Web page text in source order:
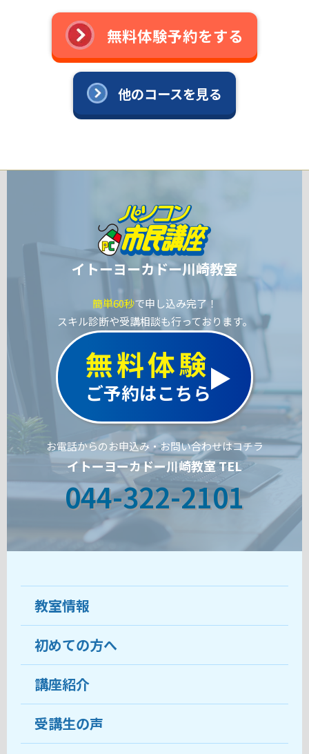
無料体験予約をする
他のコースを見る
イトーヨーカドー川崎教室
簡単60秒で申し込み完了！
スキル診断や受講相談も行っております。
無料体験
ご予約はこちら
お電話からのお申込み・お問い合わせはコチラ
イトーヨーカドー川崎教室 TEL
044-322-2101
教室情報
教室について
受講生の声
おすすめ・人気の講座
初めての方へ
ココがおすすめ
料金
講座紹介
受講生の声